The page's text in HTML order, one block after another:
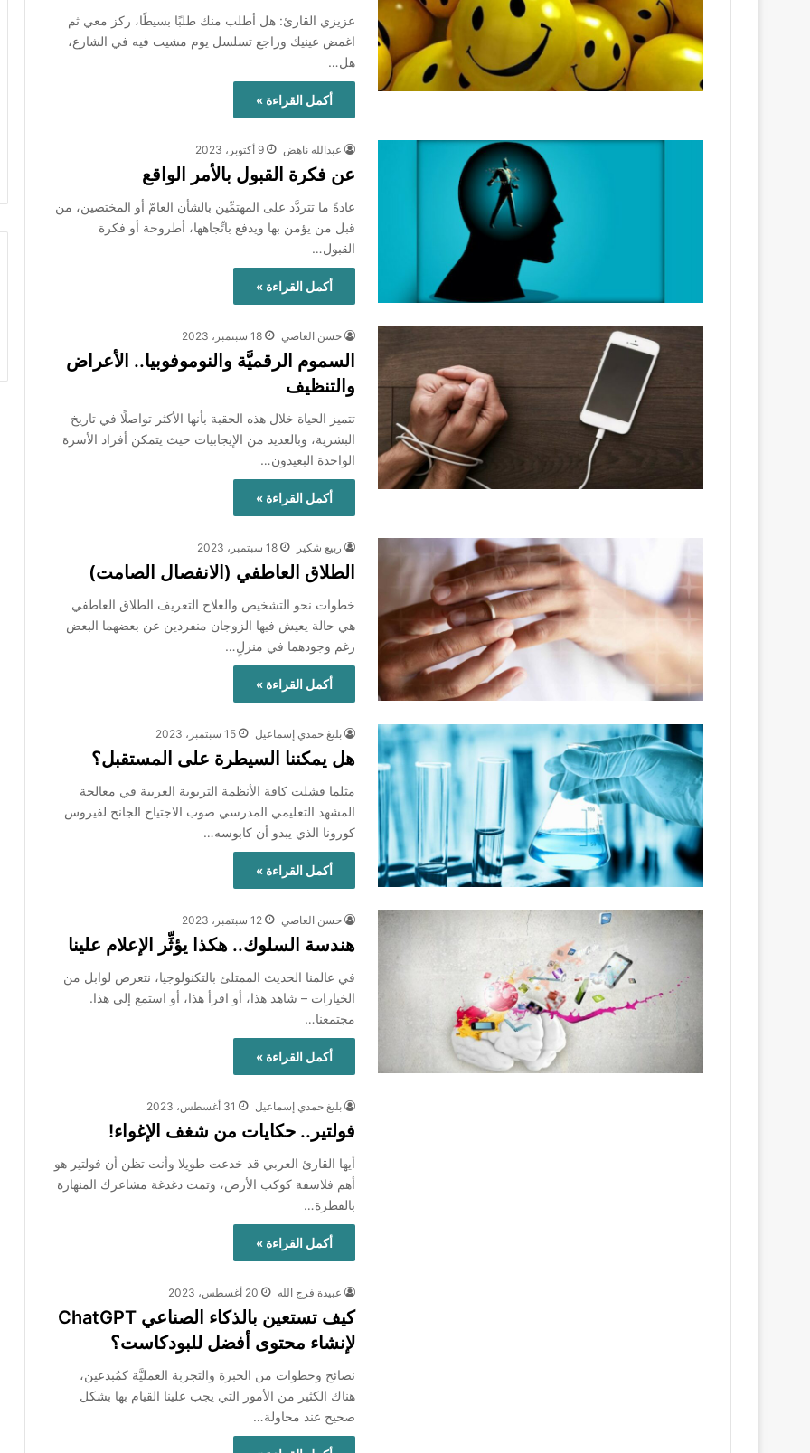
عزيزي القارئ: هل أطلب منك طلبًا بسيطًا، ركز معي ثم
اغمض عينيك وراجع تسلسل يوم مشيت فيه في الشارع،
هل…
أكمل القراءة »
عبدالله ناهض 9 أكتوبر، 2023
عن فكرة القبول بالأمر الواقع
عادةً ما تتردَّد على المهتمِّين بالشأن العامّ أو المختصين، من
قبل من يؤمن بها ويدفع باتِّجاهها، أطروحة أو فكرة
القبول…
أكمل القراءة »
حسن العاصي 18 سبتمبر، 2023
السموم الرقميَّة والنوموفوبيا.. الأعراض
والتنظيف
تتميز الحياة خلال هذه الحقبة بأنها الأكثر تواصلًا في تاريخ
البشرية، وبالعديد من الإيجابيات حيث يتمكن أفراد الأسرة
الواحدة البعيدون…
أكمل القراءة »
ربيع شكير 18 سبتمبر، 2023
الطلاق العاطفي (الانفصال الصامت)
خطوات نحو التشخيص والعلاج التعريف الطلاق العاطفي
هي حالة يعيش فيها الزوجان منفردين عن بعضهما البعض
رغم وجودهما في منزلٍ…
أكمل القراءة »
بليغ حمدي إسماعيل 15 سبتمبر، 2023
هل يمكننا السيطرة على المستقبل؟
مثلما فشلت كافة الأنظمة التربوية العربية في معالجة
المشهد التعليمي المدرسي صوب الاجتياح الجانح لفيروس
كورونا الذي يبدو أن كابوسه…
أكمل القراءة »
حسن العاصي 12 سبتمبر، 2023
هندسة السلوك.. هكذا يؤثِّر الإعلام علينا
في عالمنا الحديث الممتلئ بالتكنولوجيا، نتعرض لوابل من
الخيارات – شاهد هذا، أو اقرأ هذا، أو استمع إلى هذا.
مجتمعنا…
أكمل القراءة »
بليغ حمدي إسماعيل 31 أغسطس، 2023
فولتير.. حكايات من شغف الإغواء!
أيها القارئ العربي قد خدعت طويلا وأنت تظن أن فولتير هو
أهم فلاسفة كوكب الأرض، وتمت دغدغة مشاعرك المنهارة
بالفطرة…
أكمل القراءة »
عبيدة فرج الله 20 أغسطس، 2023
كيف تستعين بالذكاء الصناعي ChatGPT
لإنشاء محتوى أفضل للبودكاست؟
نصائح وخطوات من الخبرة والتجربة العمليَّة كمُبدعين،
هناك الكثير من الأمور التي يجب علينا القيام بها بشكل
صحيح عند محاولة…